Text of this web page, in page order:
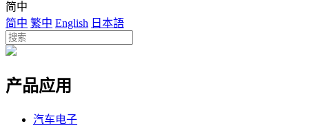
简中
简中 繁中 English 日本語
产品应用
汽车电子